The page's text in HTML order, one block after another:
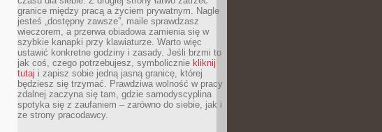
granice między pracą a życiem prywatnym. Nagle
jesteś „dostępny zawsze”, maile sprawdzasz
wieczorem, a przerwa obiadowa zamienia się w
szybkie kanapki przy klawiaturze. Warto więc
ustawić konkretne godziny i zasady. Jeśli brzmi to
jak coś, czego potrzebujesz, symbolicznie kliknij
tutaj i zapisz sobie jedną jasną granicę, której
będziesz się trzymać. Prawdziwa wolność w pracy
zdalnej zaczyna się tam, gdzie samodyscyplina
spotyka się z zaufaniem – zarówno do siebie, jak i
ze strony pracodawcy.